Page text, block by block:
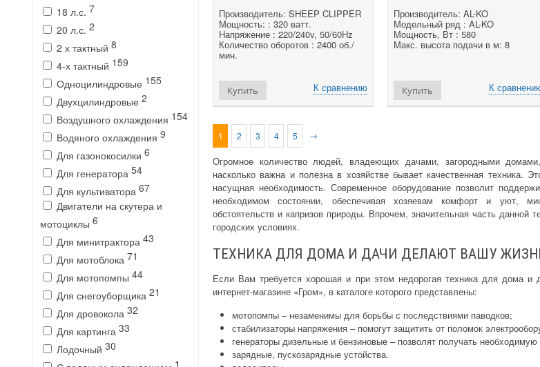
18 л.с. 7
20 л.с. 2
2 х тактный 8
4-х тактный 159
Одноцилиндровые 155
Двухцилиндровые 2
Воздушного охлаждения 154
Водяного охлаждения 9
Для газонокосилки 6
Для генератора 54
Для культиватора 67
Двигатели на скутера и
мотоциклы 6
Для минитрактора 43
Для мотоблока 71
Для мотопомпы 44
Для снегоуборщика 21
Для дровокола 32
Для картинга 33
Лодочный 30
1
Производитель: SHEEP CLIPPER
Мощность: : 320 ватт.
Напряжение : 220/240v, 50/60Hz
Количество оборотов : 2400 об./
мин.
К сравнению
Купить
Производитель: AL-KO
Модельный ряд : AL-KO
Мощность, Вт : 580
Макс. высота подачи в м: 8
К
Купить
1 2 3 4 5 →
Огромное количество людей, владеющих дачами, загородными
насколько важна и полезна в хозяйстве бывает качественная техника.
насущная необходимость. Современное оборудование позволит
необходимом состоянии, обеспечивая хозяевам комфорт и уют,
обстоятельств и капризов природы. Впрочем, значительная часть
городских условиях.
ТЕХНИКА ДЛЯ ДОМА И ДАЧИ ДЕЛАЮТ ВАШУ
Если Вам требуется хорошая и при этом недорогая техника для дома и
интернет-магазине «Гром», в каталоге которого представлены:
мотопомпы – незаменимы для борьбы с последствиями паводков;
стабилизаторы напряжения – помогут защитить от поломок
генераторы дизельные и бензиновые – позволят получать
зарядные, пускозарядные устойства.